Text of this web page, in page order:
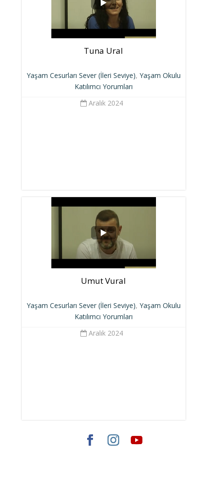
Tuna Ural
Yaşam Cesurları Sever (İleri Seviye), Yaşam Okulu
Katılımcı Yorumları
Aralık 2024
Umut Vural
Yaşam Cesurları Sever (İleri Seviye), Yaşam Okulu
Katılımcı Yorumları
Aralık 2024